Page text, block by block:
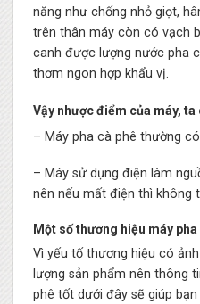
năng như chống nhỏ giọt,
trên thân máy còn có vạch
canh được lượng nước pha
thơm ngon hợp khẩu vị.
Vậy nhược điểm của máy, ta
– Máy pha cà phê thường
– Máy sử dụng điện làm
nên nếu mất điện thì không
Một số thương hiệu máy
Vì yếu tố thương hiệu có
lượng sản phẩm nên thông
phê tốt dưới đây sẽ giúp